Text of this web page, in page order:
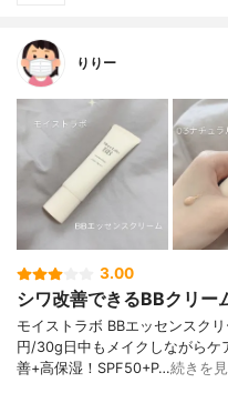
りりー
3.00
シワ改善できるBBクリー
モイストラボ BBエッセンスク
円/30g日中もメイクしながらケ
善+高保湿！SPF50+P…続きを